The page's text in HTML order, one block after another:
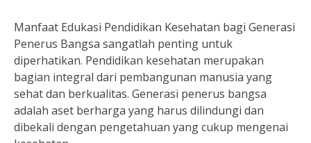
Manfaat Edukasi Pendidikan Kesehatan bagi Generasi
Penerus Bangsa sangatlah penting untuk
diperhatikan. Pendidikan kesehatan merupakan
bagian integral dari pembangunan manusia yang
sehat dan berkualitas. Generasi penerus bangsa
adalah aset berharga yang harus dilindungi dan
dibekali dengan pengetahuan yang cukup mengenai